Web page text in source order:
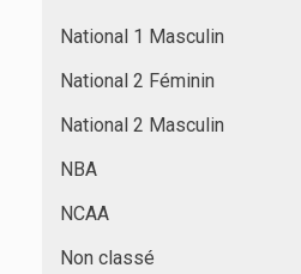
National 1 Masculin
National 2 Féminin
National 2 Masculin
NBA
NCAA
Non classé